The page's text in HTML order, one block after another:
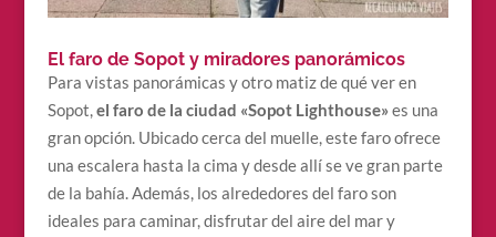
El faro de Sopot y miradores panorámicos
Para vistas panorámicas y otro matiz de qué ver en
Sopot,el faro de la ciudad «Sopot Lighthouse»es una
gran opción. Ubicado cerca del muelle, este faro ofrece
una escalera hasta la cima y desde allí se ve gran parte
de la bahía. Además, los alrededores del faro son
ideales para caminar, disfrutar del aire del mar y